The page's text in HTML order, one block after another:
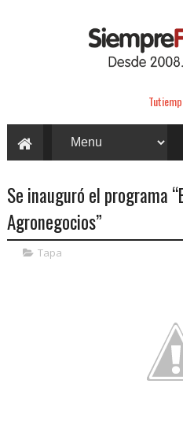
Se inauguró el programa
Agronegocios”
Tapa